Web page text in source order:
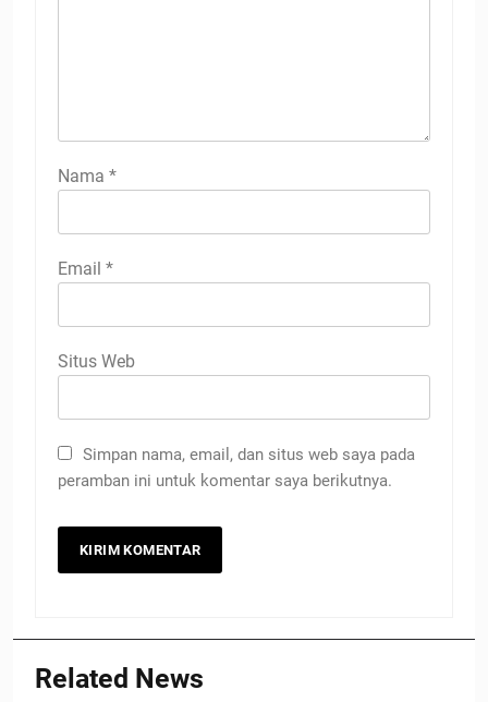
Nama *
Email *
Situs Web
Simpan nama, email, dan situs web saya pada
peramban ini untuk komentar saya berikutnya.
Related News